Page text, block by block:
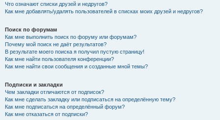
Что означают списки друзей и недругов?
Как мне добавлять/удалять пользователей в списках моих друзей и недругов?
Поиск по форумам
Как мне выполнить поиск по форуму или форумам?
Почему мой поиск не даёт результатов?
В результате моего поиска я получил пустую страницу!
Как мне найти пользователя конференции?
Как мне найти свои сообщения и созданные мной темы?
Подписки и закладки
Чем закладки отличаются от подписок?
Как мне сделать закладку или подписаться на определённую тему?
Как мне подписаться на определённый форум?
Как мне отказаться от подписки?